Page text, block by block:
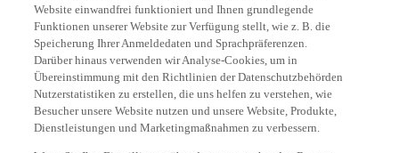
Website einwandfrei funktioniert und Ihnen grundlegende
Funktionen unserer Website zur Verfügung stellt, wie z. B. die
Speicherung Ihrer Anmeldedaten und Sprachpräferenzen.
Darüber hinaus verwenden wir Analyse-Cookies, um in
Übereinstimmung mit den Richtlinien der Datenschutzbehörden
Nutzerstatistiken zu erstellen, die uns helfen zu verstehen, wie
Besucher unsere Website nutzen und unsere Website, Produkte,
Dienstleistungen und Marketingmaßnahmen zu verbessern.